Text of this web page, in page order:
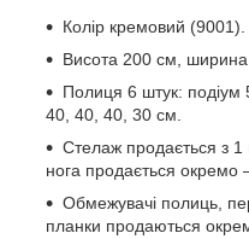
Колір кремовий (9001).
Висота 200 см,
Полиця 6 штук: подіум
40, 40, 40, 30 см.
Стелаж продається з
нога продається окремо
Обмежувачі полиць,
планки продаються